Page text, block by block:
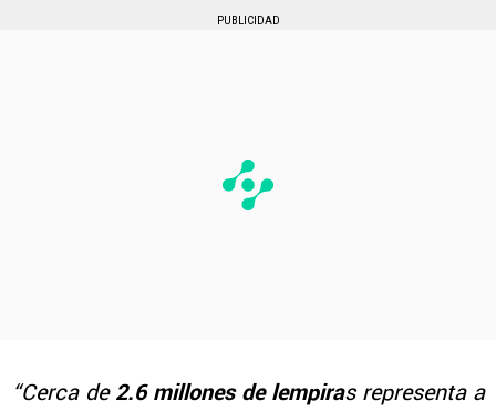
PUBLICIDAD
“Cerca de2.6 millones de lempiras representa a